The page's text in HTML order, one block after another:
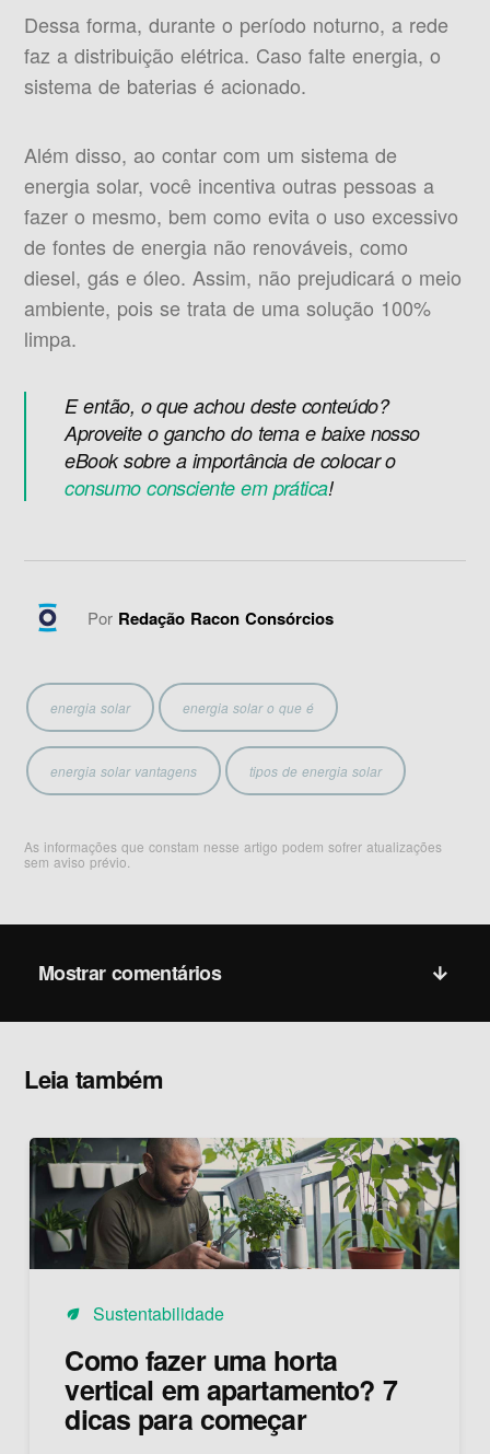
Dessa forma, durante o período noturno, a rede
faz a distribuição elétrica. Caso falte energia, o
sistema de baterias é acionado.
Além disso, ao contar com um sistema de
energia solar, você incentiva outras pessoas a
fazer o mesmo, bem como evita o uso excessivo
de fontes de energia não renováveis, como
diesel, gás e óleo. Assim, não prejudicará o meio
ambiente, pois se trata de uma solução 100%
limpa.
E então, o que achou deste conteúdo?
Aproveite o gancho do tema e baixe nosso
eBook sobre a importância de colocar o
consumo consciente em prática!
Por Redação Racon Consórcios
energia solar energia solar o que é
energia solar vantagens tipos de energia solar
As informações que constam nesse artigo podem sofrer atualizações
sem aviso prévio.
Mostrar comentários
Leia também
eco Sustentabilidade
Como fazer uma horta
vertical em apartamento? 7
dicas para começar